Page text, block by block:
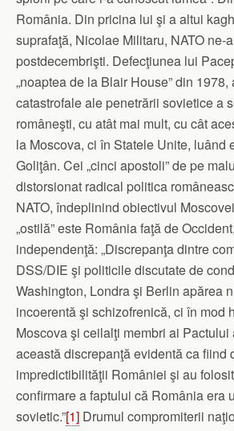
România. Din pricina lui şi a altui
suprafaţă, Nicolae Militaru, NATO ne-
postdecembrişti. Defecţiunea lui
„noaptea de la Blair House” din
catastrofale ale penetrării sovietice a
româneşti, cu atât mai mult, cu cât
la Moscova, ci în Statele Unite, luând
Goliţân. Cei „cinci apostoli” de pe
distorsionat radical politica
NATO, îndeplinind obiectivul
„ostilă” este România faţă de
independenţă: „Discrepanţa dintre
DSS/DIE şi politicile discutate de
Washington, Londra şi Berlin apărea
incoerentă şi schizofrenică, ci în mod
Moscova şi ceilalţi membri ai Pactului
această discrepanţă evidentă ca fiind
impredictibilităţii României şi au
confirmare a faptului că România era
sovietic.”[1] Drumul compromiterii